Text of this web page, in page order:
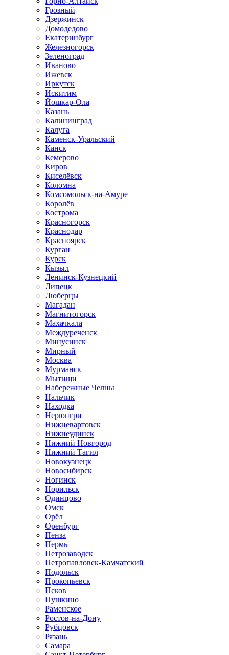
Грозный
Дзержинск
Домодедово
Екатеринбург
Железногорск
Зеленоград
Иваново
Ижевск
Иркутск
Искитим
Йошкар-Ола
Казань
Калининград
Калуга
Каменск-Уральский
Канск
Кемерово
Киров
Киселёвск
Коломна
Комсомольск-на-Амуре
Королёв
Кострома
Красногорск
Краснодар
Красноярск
Курган
Курск
Кызыл
Ленинск-Кузнецкий
Липецк
Люберцы
Магадан
Магнитогорск
Махачкала
Междуреченск
Минусинск
Мирный
Москва
Мурманск
Мытищи
Набережные Челны
Нальчик
Находка
Нерюнгри
Нижневартовск
Нижнеудинск
Нижний Новгород
Нижний Тагил
Новокузнецк
Новосибирск
Ногинск
Норильск
Одинцово
Омск
Орёл
Оренбург
Пенза
Пермь
Петрозаводск
Петропавловск-Камчатский
Подольск
Прокопьевск
Псков
Пушкино
Раменское
Ростов-на-Дону
Рубцовск
Рязань
Самара